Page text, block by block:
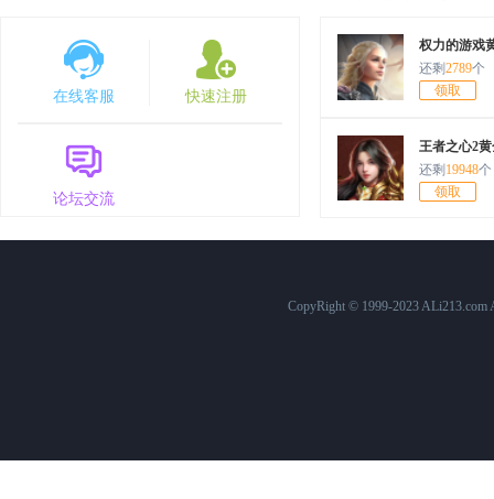
7月31日10:00
7月30日10:00 1568服
7月25日12:00 574服
7月24日15:00
7月24日10:00
7月23日10:00 原始传奇 1561服
在线客服 快速注册
论坛交流
权力的游戏
还剩2789个
领取
王者之心2
还剩19948个
领取
CopyRight © 1999-2023